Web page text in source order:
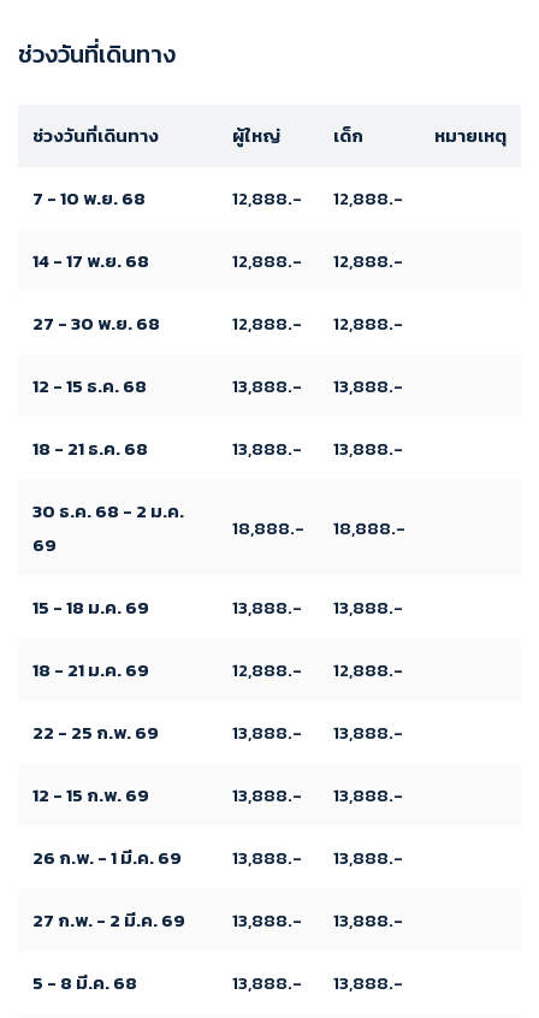
ช่วงวันที่เดินทาง
ช่วงวันที่เดินทาง ผู้ใหญ่ เด็ก หมายเหตุ
7 - 10 พ.ย. 68 12,888.- 12,888.-
14 - 17 พ.ย. 68 12,888.- 12,888.-
27 - 30 พ.ย. 68 12,888.- 12,888.-
12 - 15 ธ.ค. 68 13,888.- 13,888.-
18 - 21 ธ.ค. 68 13,888.- 13,888.-
30 ธ.ค. 68 - 2 ม.ค.
69
18,888.- 18,888.-
15 - 18 ม.ค. 69 13,888.- 13,888.-
18 - 21 ม.ค. 69 12,888.- 12,888.-
22 - 25 ก.พ. 69 13,888.- 13,888.-
12 - 15 ก.พ. 69 13,888.- 13,888.-
26 ก.พ. - 1 มี.ค. 69 13,888.- 13,888.-
27 ก.พ. - 2 มี.ค. 69 13,888.- 13,888.-
5 - 8 มี.ค. 68 13,888.- 13,888.-